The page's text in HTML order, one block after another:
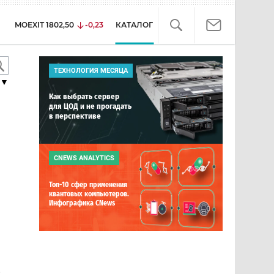
MOEXIT 1802,50 -0,23 КАТАЛОГ
ТЕХНОЛОГИЯ МЕСЯЦА
Как выбрать сервер
для ЦОД и не прогадать
в перспективе
CNEWS ANALYTICS
Топ-10 сфер применения
квантовых компьютеров.
Инфографика CNews